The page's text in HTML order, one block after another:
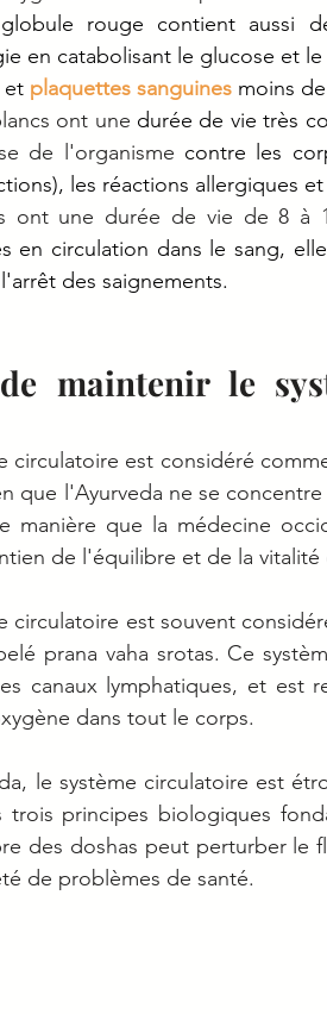
rouge contient aussi
en catabolisant le glucose et le
et plaquettes sanguines moins
ont une durée de vie très
de l'organisme contre les
les réactions allergiques
ont une durée de vie de 8 à
en circulation dans le sang,
des saignements.
maintenir le
circulatoire est considéré
que l'Ayurveda ne se
manière que la médecine
de l'équilibre et de la vitalité
circulatoire est souvent
prana vaha srotas. Ce
canaux lymphatiques, et est
dans tout le corps.
le système circulatoire est
principes biologiques
des doshas peut perturber le
de problèmes de santé.